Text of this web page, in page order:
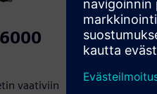
vaativiin